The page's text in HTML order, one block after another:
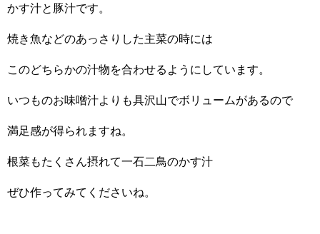
かす汁と豚汁です。
焼き魚などのあっさりした主菜の時には
このどちらかの汁物を合わせるようにしています。
いつものお味噌汁よりも具沢山でボリュームがあるので
満足感が得られますね。
根菜もたくさん摂れて一石二鳥のかす汁
ぜひ作ってみてくださいね。